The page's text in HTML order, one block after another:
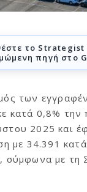
το Strategist
πηγή στο
των
κατά 0,8% την
2025 και
με 34.391 κατά
με τη